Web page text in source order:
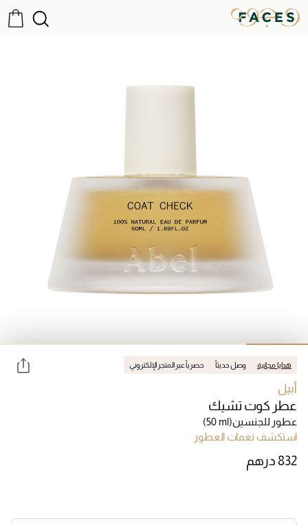
هدايا مجانية وصل حديثاً حصرياً عبر المتجر الإلكتروني
أبيل
عطر كوت تشيك
عطور للجنسين(50 ml)
استكشف نغمات العطور